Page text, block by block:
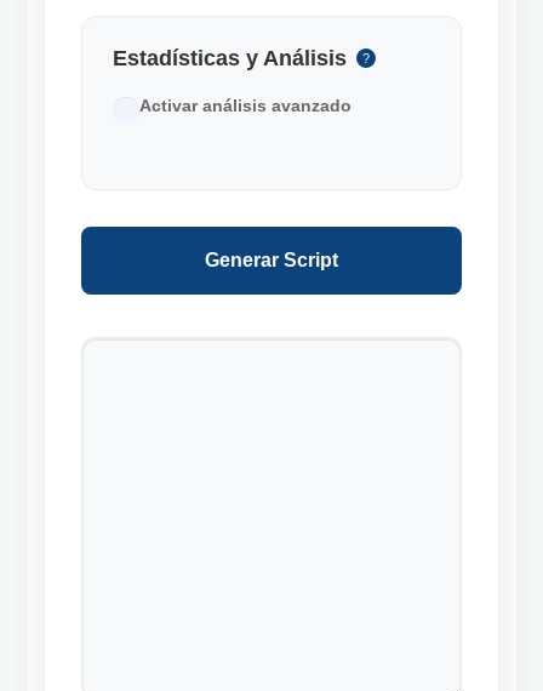
Estadísticas y Análisis ?
Activar análisis avanzado
Generar Script